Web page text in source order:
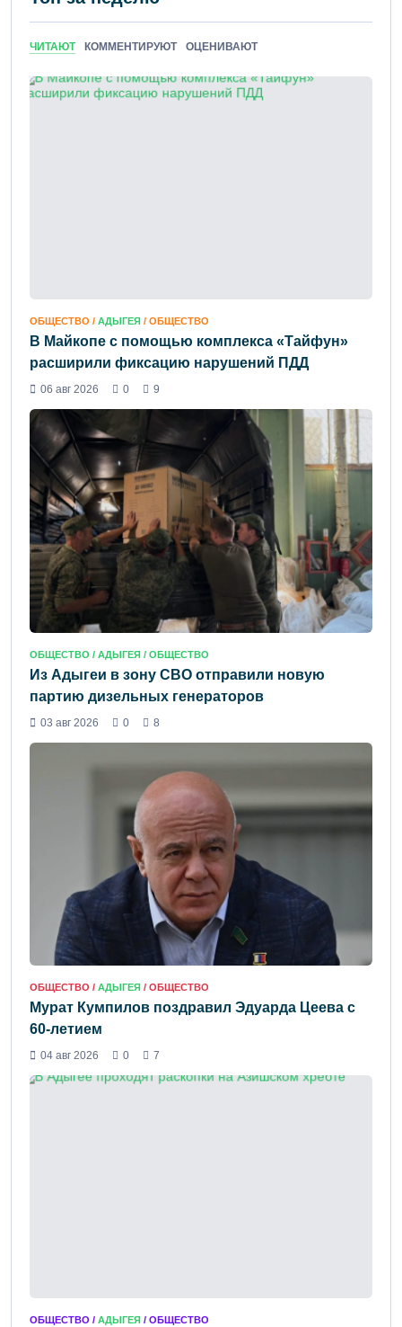
ЧИТАЮТ КОММЕНТИРУЮТ ОЦЕНИВАЮТ
ОБЩЕСТВО / АДЫГЕЯ / ОБЩЕСТВО
В Майкопе с помощью комплекса «Тайфун»
расширили фиксацию нарушений ПДД
06 авг 2026 0 9
ОБЩЕСТВО / АДЫГЕЯ / ОБЩЕСТВО
Из Адыгеи в зону СВО отправили новую
партию дизельных генераторов
03 авг 2026 0 8
ОБЩЕСТВО / АДЫГЕЯ / ОБЩЕСТВО
Мурат Кумпилов поздравил Эдуарда Цеева с
60-летием
04 авг 2026 0 7
ОБЩЕСТВО / АДЫГЕЯ / ОБЩЕСТВО